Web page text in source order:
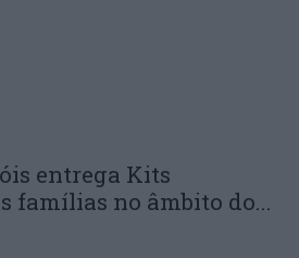
entrega Kits
famílias no âmbito do...